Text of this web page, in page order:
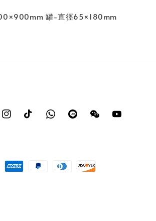
罐-直徑65×180mm